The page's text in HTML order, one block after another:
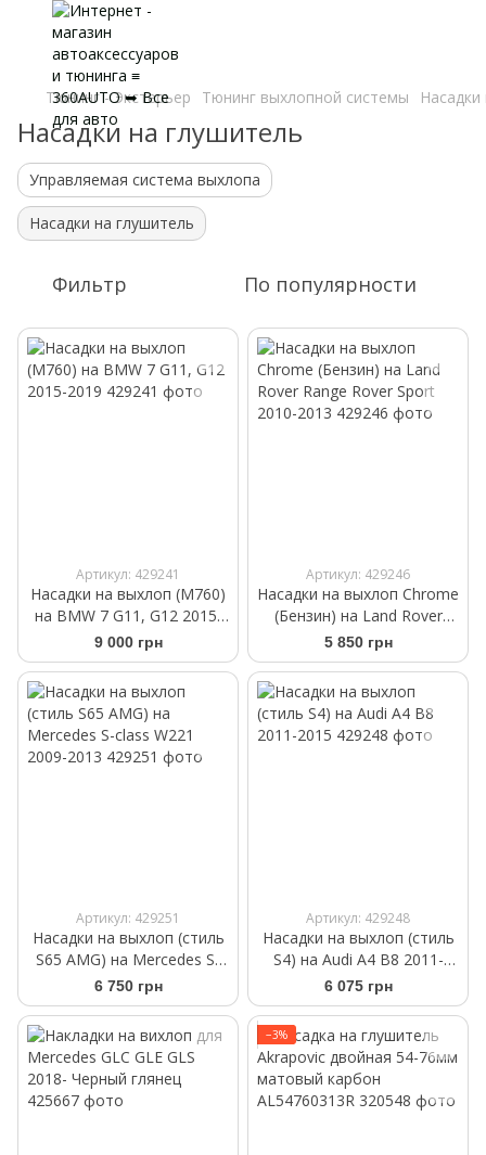
Тюнинг - Экстерьер Тюнинг выхлопной системы
Насадки на глушитель
Управляемая система выхлопа
Насадки на глушитель
Фильтр По популярности
Артикул: 429241
Насадки на выхлоп (M760)
на BMW 7 G11, G12 2015-
2019
9 000 грн
Артикул: 429246
Насадки на выхлоп Chrome
(Бензин) на Land Rover
Range Rover Sport 2010-
2013
5 850 грн
Артикул: 429251
Насадки на выхлоп (стиль
S65 AMG) на Mercedes S-
class W221 2009-2013
6 750 грн
Артикул: 429248
Насадки на выхлоп (стиль
S4) на Audi A4 B8 2011-
2015
6 075 грн
−3%